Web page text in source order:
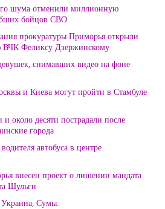
шума отменили миллионную
бойцов СВО
прокуратуры Приморья открыли
ВЧК Феликсу Дзержинскому
снимавших видео на фоне
и Киева могут пройти в Стамбуле
около десяти пострадали после
города
автобуса в центре
внесен проект о лишении мандата
Шульги
Сумы.